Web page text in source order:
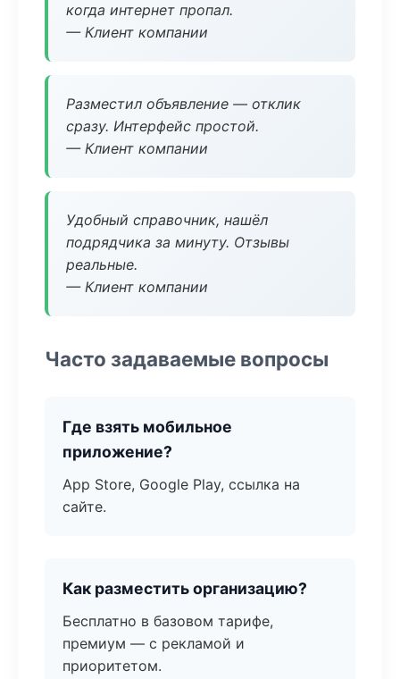
когда интернет пропал.
— Клиент компании
Разместил объявление — отклик
сразу. Интерфейс простой.
— Клиент компании
Удобный справочник, нашёл
подрядчика за минуту. Отзывы
реальные.
— Клиент компании
Часто задаваемые вопросы
Где взять мобильное
приложение?
App Store, Google Play, ссылка на
сайте.
Как разместить организацию?
Бесплатно в базовом тарифе,
премиум — с рекламой и
приоритетом.